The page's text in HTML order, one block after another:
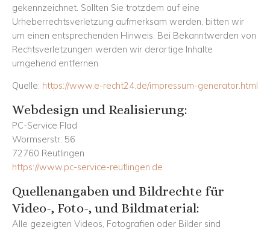
gekennzeichnet. Sollten Sie trotzdem auf eine
Urheberrechtsverletzung aufmerksam werden, bitten wir
um einen entsprechenden Hinweis. Bei Bekanntwerden von
Rechtsverletzungen werden wir derartige Inhalte
umgehend entfernen.
Quelle: https://www.e-recht24.de/impressum-generator.html
Webdesign und Realisierung:
PC-Service Flad
Wormserstr. 56
72760 Reutlingen
https://www.pc-service-reutlingen.de
Quellenangaben und Bildrechte für
Video-, Foto-, und Bildmaterial:
Alle gezeigten Videos, Fotografien oder Bilder sind